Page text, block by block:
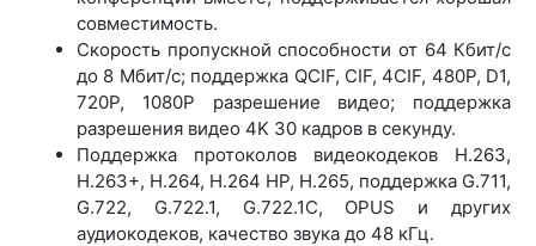
совместимость.
Скорость пропускной способности от 64 Кбит/с
до 8 Мбит/с; поддержка QCIF, CIF, 4CIF, 480P, D1,
720P, 1080P разрешение видео; поддержка
разрешения видео 4K 30 кадров в секунду.
Поддержка протоколов видеокодеков H.263,
H.263+, H.264, H.264 HP, H.265, поддержка G.711,
G.722, G.722.1, G.722.1C, OPUS и других
аудиокодеков, качество звука до 48 кГц.